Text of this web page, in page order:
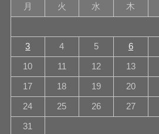
月
火 水 木
3 4 5 6
10 11 12 13
17 18 19 20
24 25 26 27
31